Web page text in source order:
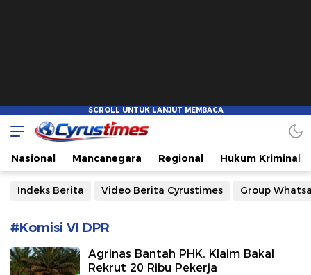
Cyrustimes.com
Cepat Tajam dan Akurat
Nasional Mancanegara Regional Hukum Kriminal
Indeks Berita Video Berita Cyrustimes Group
#Komisi VI DPR
Agrinas Bantah PHK, Klaim Bakal
Rekrut 20 Ribu Pekerja